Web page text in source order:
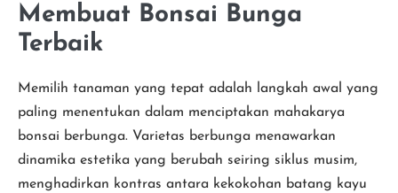
Membuat Bonsai Bunga
Terbaik
Memilih tanaman yang tepat adalah langkah awal yang
paling menentukan dalam menciptakan mahakarya
bonsai berbunga. Varietas berbunga menawarkan
dinamika estetika yang berubah seiring siklus musim,
menghadirkan kontras antara kekokohan batang kayu